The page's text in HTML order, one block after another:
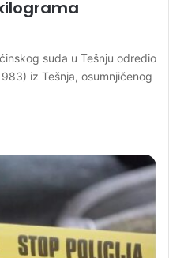
suda u Tešnju odredio
iz Tešnja, osumnjičenog